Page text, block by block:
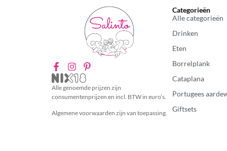
Alle genoemde prijzen zijn
consumentenprijzen en incl. BTW in euro’s.
Algemene voorwaarden zijn van toepassing.
Categorieën
Alle categorieën
Drinken
Eten
Borrelplank
Cataplana
Portugees
Giftsets